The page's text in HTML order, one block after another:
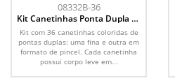
08332B-36
Kit Canetinhas Ponta Dupla 36
Cores
Kit com 36 canetinhas coloridas de
pontas duplas: uma fina e outra em
formato de pincel. Cada canetinha
possui corpo leve em...